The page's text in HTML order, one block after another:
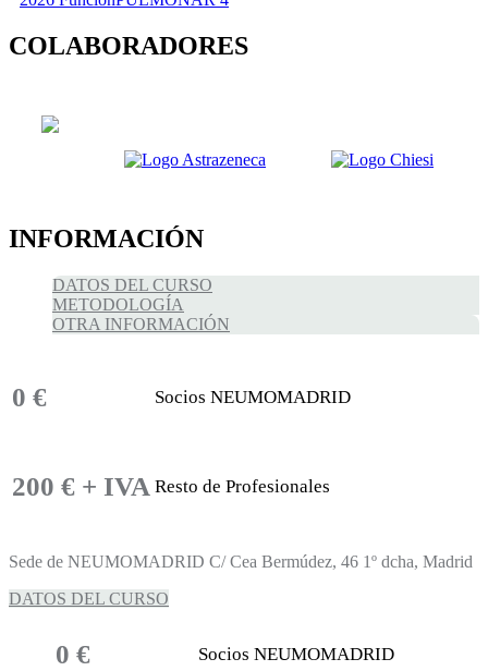
COLABORADORES
INFORMACIÓN
DATOS DEL CURSO
METODOLOGÍA
OTRA INFORMACIÓN
0 € Socios NEUMOMADRID
200 € + IVA Resto de Profesionales
Sede de NEUMOMADRID C/ Cea Bermúdez, 46 1º dcha, Madrid
DATOS DEL CURSO
0 € Socios NEUMOMADRID